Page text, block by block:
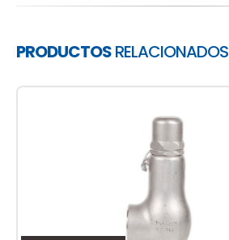
PRODUCTOSRELACIONADOS